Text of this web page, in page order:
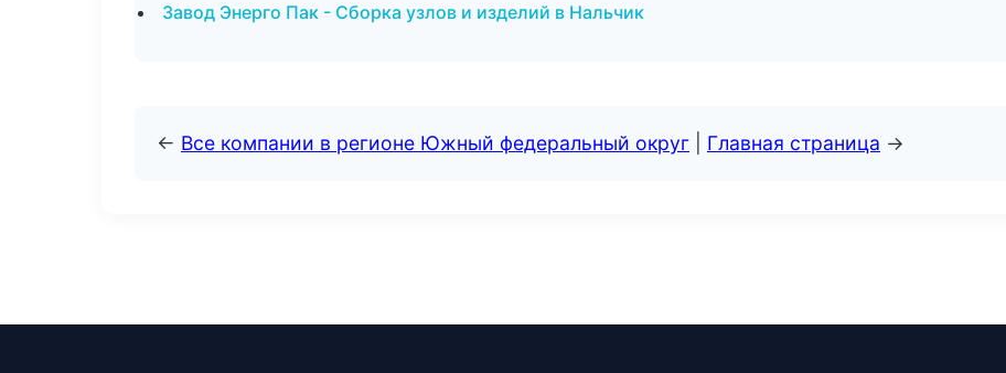
Завод Энерго Пак - Сборка узлов и изделий в Нальчик
← Все компании в регионе Южный федеральный округ Главная страница →